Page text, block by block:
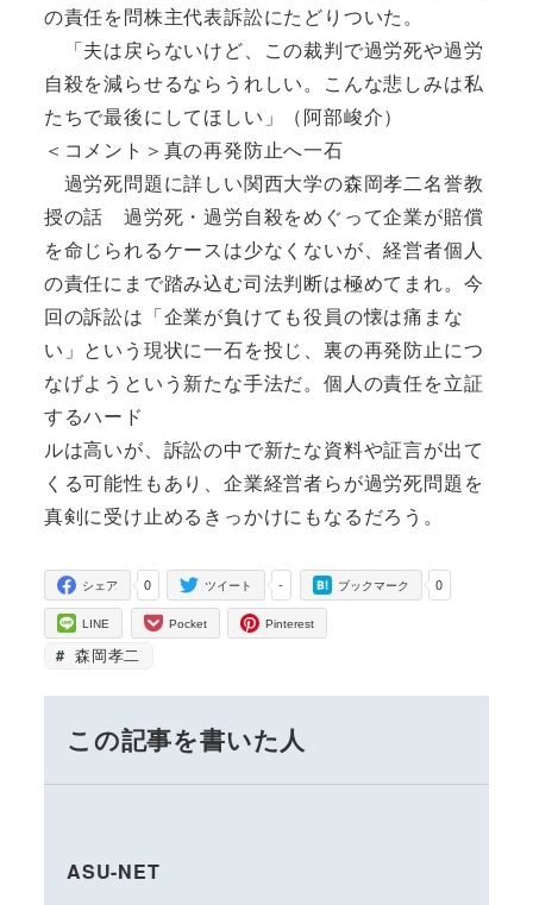
の責任を問株主代表訴訟にたどりついた。
「夫は戻らないけど、この裁判で過労死や過労
自殺を減らせるならうれしい。こんな悲しみは私
たちで最後にしてほしい」（阿部峻介）
＜コメント＞真の再発防止へ一石
過労死問題に詳しい関西大学の森岡孝二名誉教
授の話 過労死・過労自殺をめぐって企業が賠償
を命じられるケースは少なくないが、経営者個人
の責任にまで踏み込む司法判断は極めてまれ。今
回の訴訟は「企業が負けても役員の懐は痛まな
い」という現状に一石を投じ、裏の再発防止につ
なげようという新たな手法だ。個人の責任を立証
するハード
ルは高いが、訴訟の中で新たな資料や証言が出て
くる可能性もあり、企業経営者らが過労死問題を
真剣に受け止めるきっかけにもなるだろう。
0
シェア -
ツイート 0
ブックマーク
LINE Pocket Pinterest
森岡孝二
この記事を書いた人
ASU-NET